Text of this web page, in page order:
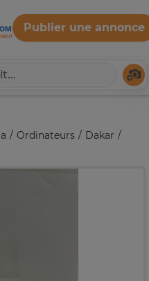
Publier une annonce
Ordinateurs Dakar